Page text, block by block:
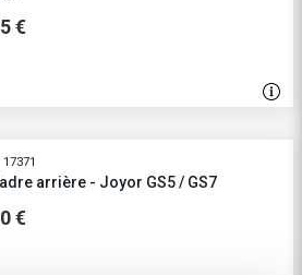
€
17371
arrière - Joyor GS5 / GS7
€